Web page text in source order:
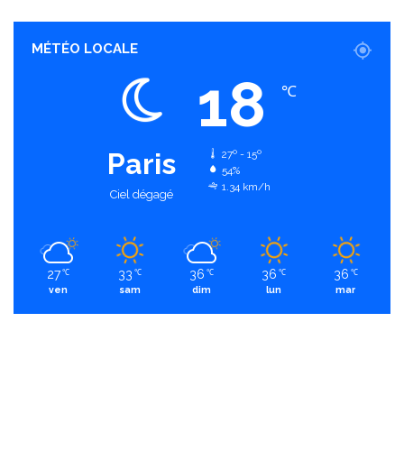
MÉTÉO LOCALE
Paris
Ciel dégagé
18 ℃
27º - 15º
54%
1.34 km/h
27 ℃
ven
33 ℃
sam
36 ℃
dim
36 ℃
lun
36 ℃
mar